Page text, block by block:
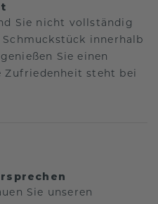
Sie nicht vollständig
innerhalb
Sie einen
Zufriedenheit steht bei
Sie unseren